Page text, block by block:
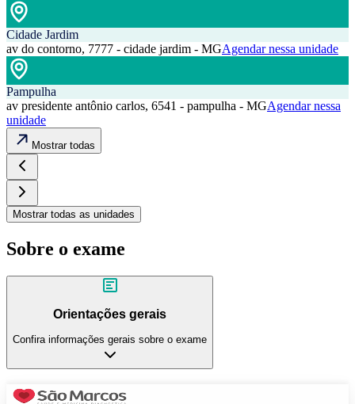
Cidade Jardim
av do contorno, 7777 - cidade jardim - MGAgendar nessa unidade
Pampulha
av presidente antônio carlos, 6541 - pampulha - MGAgendar nessa
unidade
Mostrar todas
Mostrar todas as unidades
Sobre o exame
Orientações gerais
Confira informações gerais sobre o exame